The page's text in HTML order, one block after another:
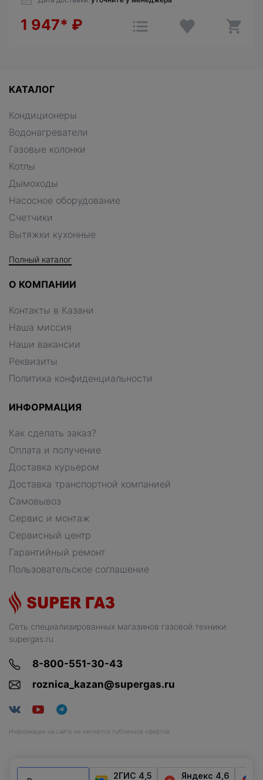
1 947* ₽
Сеть специализированных магазинов газовой техники
supergas.ru
8-800-551-30-43
roznica_kazan@supergas.ru
Информация на сайте не является публичной офертой
КАТАЛОГ
Кондиционеры
Водонагреватели
Газовые колонки
Котлы
Дымоходы
Насосное оборудование
Счетчики
Вытяжки кухонные
Полный каталог
О КОМПАНИИ
Контакты в Казани
Наша миссия
Наши вакансии
Реквизиты
Политика конфиденциальности
ИНФОРМАЦИЯ
Как сделать заказ?
Оплата и получение
Доставка курьером
Доставка транспортной компанией
Самовывоз
Сервис и монтаж
Сервисный центр
Гарантийный ремонт
Пользовательское соглашение